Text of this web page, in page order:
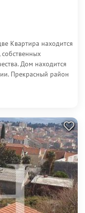
Квартира находится
Дом находится
Прекрасный район